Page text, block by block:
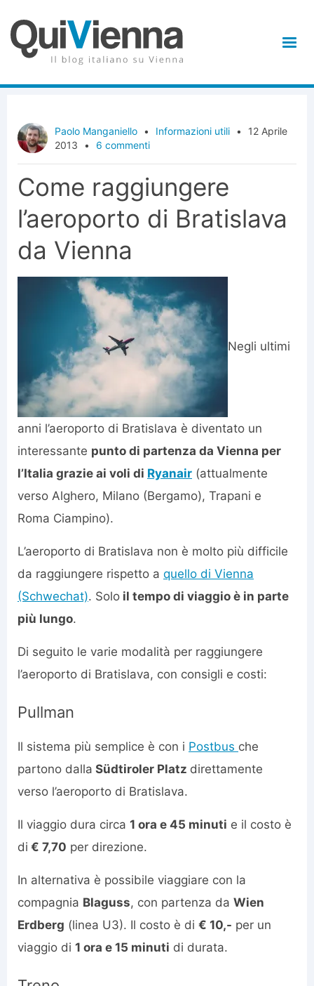
Paolo Manganiello • Informazioni utili •
12 Aprile
2013
• 6 commenti
Come raggiungere
l’aeroporto di Bratislava
da Vienna
Negli ultimi
anni l’aeroporto di Bratislava è diventato un
interessante punto di partenza da Vienna per
l’Italia grazie ai voli di Ryanair (attualmente
verso Alghero, Milano (Bergamo), Trapani e
Roma Ciampino).
L’aeroporto di Bratislava non è molto più difficile
da raggiungere rispetto a quello di Vienna
(Schwechat). Solo il tempo di viaggio è in parte
più lungo.
Di seguito le varie modalità per raggiungere
l’aeroporto di Bratislava, con consigli e costi:
Pullman
Il sistema più semplice è con i Postbus che
partono dalla Südtiroler Platz direttamente
verso l’aeroporto di Bratislava.
Il viaggio dura circa 1 ora e 45 minuti e il costo è
di € 7,70 per direzione.
In alternativa è possibile viaggiare con la
compagnia Blaguss, con partenza da Wien
Erdberg (linea U3). Il costo è di € 10,- per un
viaggio di 1 ora e 15 minuti di durata.